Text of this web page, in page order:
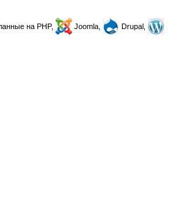
на PHP, Joomla,
Drupal,